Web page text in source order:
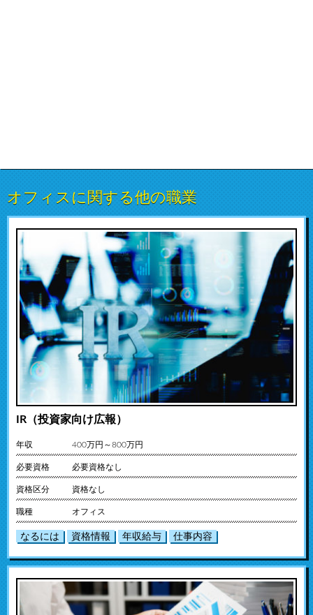
オフィスに関する他の職業
IR（投資家向け広報）
年収 400万円～800万円
必要資格 必要資格なし
資格区分 資格なし
職種 オフィス
なるには 資格情報 年収給与 仕事内容